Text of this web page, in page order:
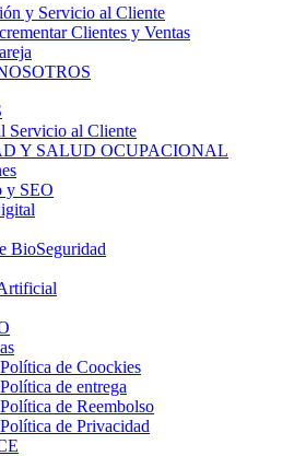
y Servicio al Cliente
Clientes y Ventas
Servicio al Cliente
Y SALUD OCUPACIONAL
y SEO
BioSeguridad
Política de Coockies
Política de entrega
Política de Reembolso
Política de Privacidad